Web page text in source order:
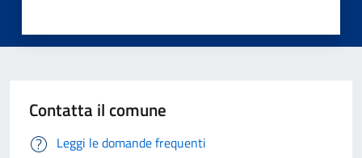
Contatta il comune
Leggi le domande frequenti